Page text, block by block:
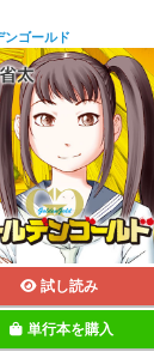
ンゴールド
試し読み
単行本を購入